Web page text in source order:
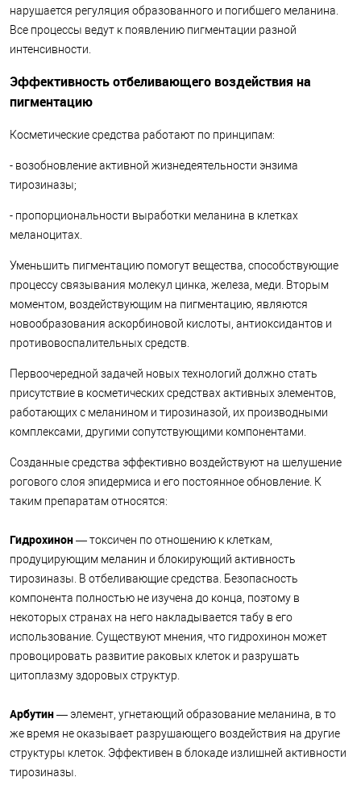
нарушается регуляция образованного и погибшего меланина.
Все процессы ведут к появлению пигментации разной
интенсивности.
Эффективность отбеливающего воздействия на
пигментацию
Косметические средства работают по принципам:
- возобновление активной жизнедеятельности энзима
тирозиназы;
- пропорциональности выработки меланина в клетках
меланоцитах.
Уменьшить пигментацию помогут вещества, способствующие
процессу связывания молекул цинка, железа, меди. Вторым
моментом, воздействующим на пигментацию, являются
новообразования аскорбиновой кислоты, антиоксидантов и
противовоспалительных средств.
Первоочередной задачей новых технологий должно стать
присутствие в косметических средствах активных элементов,
работающих с меланином и тирозиназой, их производными
комплексами, другими сопутствующими компонентами.
Созданные средства эффективно воздействуют на шелушение
рогового слоя эпидермиса и его постоянное обновление. К
таким препаратам относятся:
Гидрохинон— токсичен по отношению к клеткам,
продуцирующим меланин и блокирующий активность
тирозиназы. В отбеливающие средства. Безопасность
компонента полностью не изучена до конца, поэтому в
некоторых странах на него накладывается табу в его
использование. Существуют мнения, что гидрохинон может
провоцировать развитие раковых клеток и разрушать
цитоплазму здоровых структур.
Арбутин— элемент, угнетающий образование меланина, в то
же время не оказывает разрушающего воздействия на другие
структуры клеток. Эффективен в блокаде излишней активности
тирозиназы.